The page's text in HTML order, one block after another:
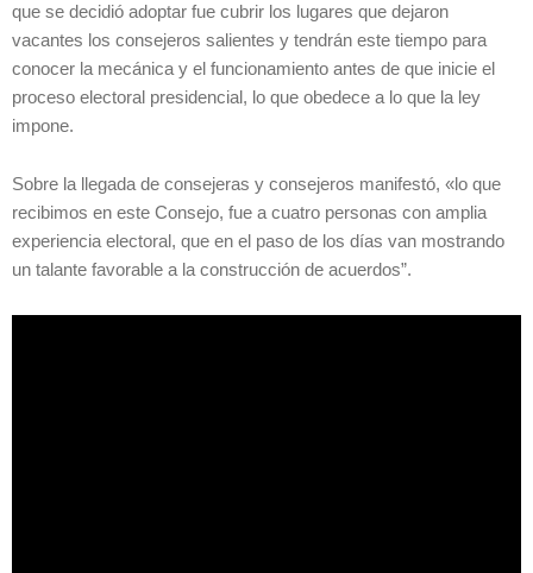
que se decidió adoptar fue cubrir los lugares que dejaron
vacantes los consejeros salientes y tendrán este tiempo para
conocer la mecánica y el funcionamiento antes de que inicie el
proceso electoral presidencial, lo que obedece a lo que la ley
impone.
Sobre la llegada de consejeras y consejeros manifestó, «lo que
recibimos en este Consejo, fue a cuatro personas con amplia
experiencia electoral, que en el paso de los días van mostrando
un talante favorable a la construcción de acuerdos”.